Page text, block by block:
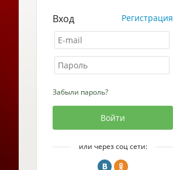
Вход Регистрация
Забыли пароль?
или через соц сети: